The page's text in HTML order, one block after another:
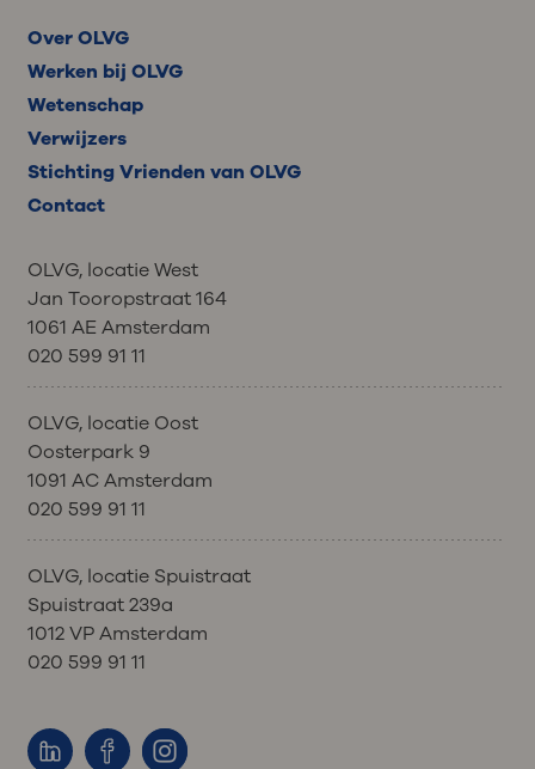
Over OLVG
Werken bij OLVG
Wetenschap
Verwijzers
Stichting Vrienden van OLVG
Contact
OLVG, locatie West
Jan Tooropstraat 164
1061 AE Amsterdam
020 599 91 11
OLVG, locatie Oost
Oosterpark 9
1091 AC Amsterdam
020 599 91 11
OLVG, locatie Spuistraat
Spuistraat 239a
1012 VP Amsterdam
020 599 91 11